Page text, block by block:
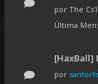
por The Cs1
Última
[HaxBall]
por